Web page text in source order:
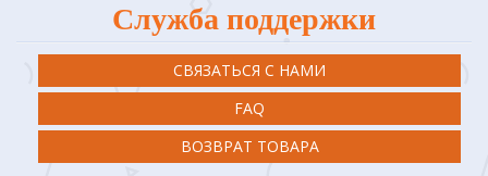
Служба поддержки
СВЯЗАТЬСЯ С НАМИ
FAQ
ВОЗВРАТ ТОВАРА